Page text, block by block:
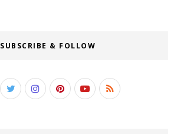
SUBSCRIBE & FOLLOW